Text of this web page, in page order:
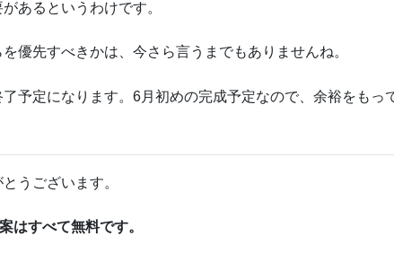
あるというわけです。
優先すべきかは、今さら言うまでもありませんね。
予定になります。6月初めの完成予定なので、余裕をもっ
うございます。
はすべて無料です。